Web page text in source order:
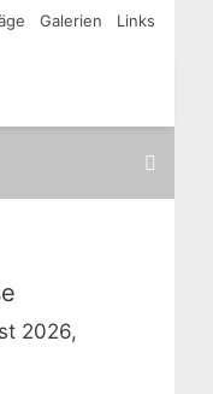
Galerien Links
2026,